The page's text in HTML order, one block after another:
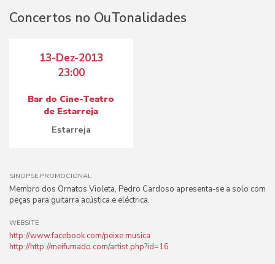
Concertos no OuTonalidades
13-Dez-2013
23:00
Bar do Cine-Teatro
de Estarreja
Estarreja
SINOPSE PROMOCIONAL
Membro dos Ornatos Violeta, Pedro Cardoso apresenta-se a solo com
peças para guitarra acústica e eléctrica.
WEBSITE
http://www.facebook.com/peixe.musica
http://http://meifumado.com/artist.php?id=16